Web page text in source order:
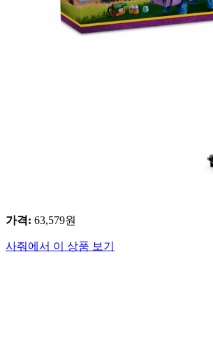
가격: 63,579원
사줘에서 이 상품 보기